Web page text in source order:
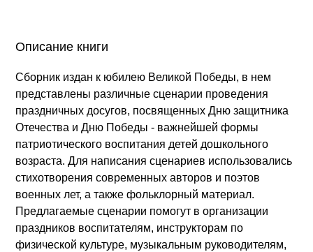
Описание книги
Сборник издан к юбилею Великой Победы, в нем
представлены различные сценарии проведения
праздничных досугов, посвященных Дню защитника
Отечества и Дню Победы - важнейшей формы
патриотического воспитания детей дошкольного
возраста. Для написания сценариев использовались
стихотворения современных авторов и поэтов
военных лет, а также фольклорный материал.
Предлагаемые сценарии помогут в организации
праздников воспитателям, инструкторам по
физической культуре, музыкальным руководителям,